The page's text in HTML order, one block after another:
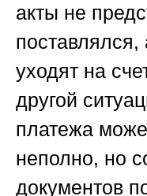
акты не
поставлялся,
уходят на
другой
платежа
неполно, но
документов